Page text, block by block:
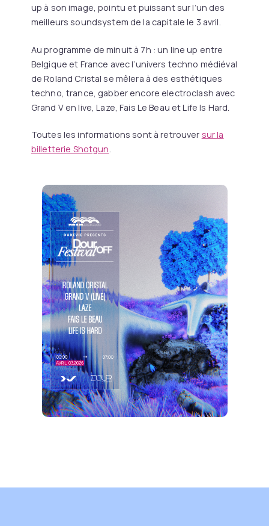
up à son image, pointu et puissant sur l’un des
meilleurs soundsystem de la capitale le 3 avril.
Au programme de minuit à 7h : un line up entre
Belgique et France avec l’univers techno médiéval
de Roland Cristal se mêlera à des esthétiques
techno, trance, gabber encore electroclash avec
Grand V en live, Laze, Fais Le Beau et Life Is Hard.
Toutes les informations sont à retrouver sur la
billetterie Shotgun.